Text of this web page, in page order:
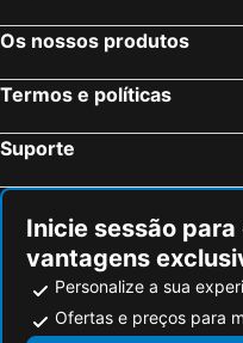
Os nossos produtos
Termos e políticas
Suporte
Inicie sessão
vantagens
Personalize a sua
Ofertas e preços para